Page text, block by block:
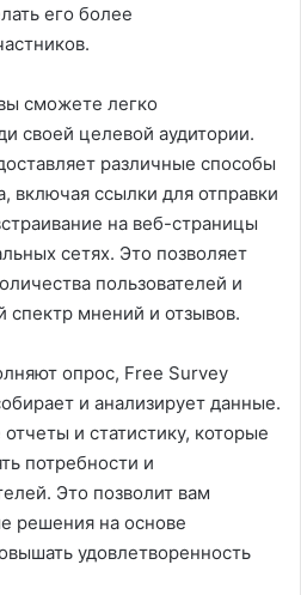
его более
сможете легко
своей целевой аудитории.
различные способы
включая ссылки для отправки
на веб-страницы
сетях. Это позволяет
пользователей и
спектр мнений и отзывов.
опрос, Free Survey
и анализирует данные.
и статистику, которые
потребности и
Это позволит вам
решения на основе
удовлетворенность